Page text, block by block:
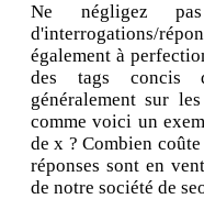
Ne négligez
d'interrogations/
également à
des tags concis
généralement sur
comme voici un
de x ? Combien
réponses sont en
de notre société de